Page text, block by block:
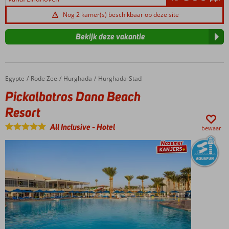
Nog 2 kamer(s) beschikbaar op deze site
Bekijk deze vakantie
Home
Egypte Rode Zee Hurghada Hurghada-Stad
Pickalbatros Dana Beach Resort
Pickalbatros Dana Beach
Resort
All Inclusive-Hotel bewaar